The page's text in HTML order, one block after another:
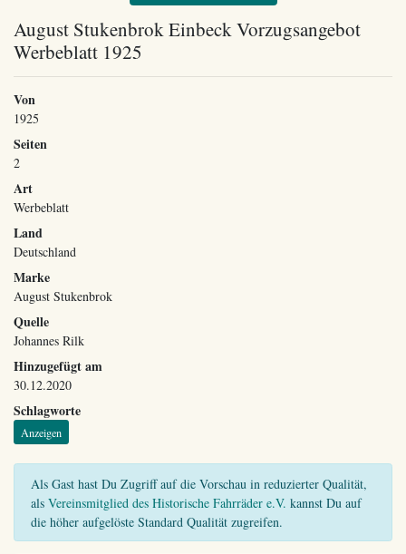
August Stukenbrok Einbeck Vorzugsangebot
Werbeblatt 1925
Von
1925
Seiten
2
Art
Werbeblatt
Land
Deutschland
Marke
August Stukenbrok
Quelle
Johannes Rilk
Hinzugefügt am
30.12.2020
Schlagworte
Anzeigen
Als Gast hast Du Zugriff auf die Vorschau in reduzierter Qualität,
als Vereinsmitglied des Historische Fahrräder e.V. kannst Du auf
die höher aufgelöste Standard Qualität zugreifen.